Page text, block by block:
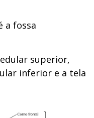
a fossa
superior,
inferior e a tela